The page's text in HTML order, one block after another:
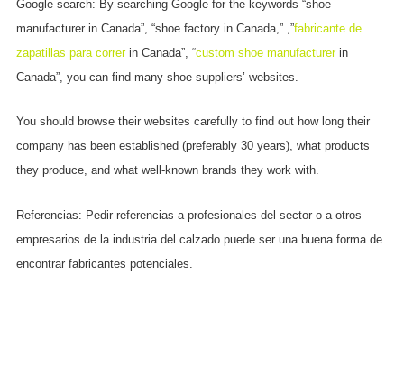
Google search: By searching Google for the keywords “shoe
manufacturer in Canada”, “shoe factory in Canada,” ,”fabricante de
zapatillas para correrin Canada”, “custom shoe manufacturerin
Canada”, you can find many shoe suppliers’ websites.
You should browse their websites carefully to find out how long their
company has been established (preferably 30 years), what products
they produce, and what well-known brands they work with.
Referencias: Pedir referencias a profesionales del sector o a otros
empresarios de la industria del calzado puede ser una buena forma de
encontrar fabricantes potenciales.